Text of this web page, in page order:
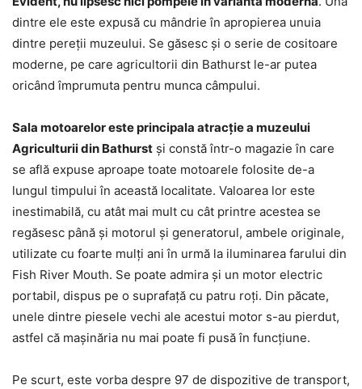
dintre ele este expusă cu mândrie în apropierea unuia
dintre pereţii muzeului. Se găsesc şi o serie de cositoare
moderne, pe care agricultorii din Bathurst le-ar putea
oricând împrumuta pentru munca câmpului.
Sala motoarelor este principala atracţie a muzeului
Agriculturii din Bathurst şi constă într-o magazie în care
se află expuse aproape toate motoarele folosite de-a
lungul timpului în această localitate. Valoarea lor este
inestimabilă, cu atât mai mult cu cât printre acestea se
regăsesc până şi motorul şi generatorul, ambele originale,
utilizate cu foarte mulţi ani în urmă la iluminarea farului din
Fish River Mouth. Se poate admira şi un motor electric
portabil, dispus pe o suprafaţă cu patru roţi. Din păcate,
unele dintre piesele vechi ale acestui motor s-au pierdut,
astfel că maşinăria nu mai poate fi pusă în funcţiune.
Pe scurt, este vorba despre 97 de dispozitive de transport,